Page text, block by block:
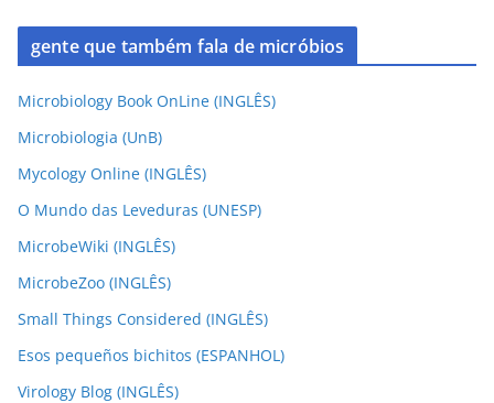
gente que também fala de micróbios
Microbiology Book OnLine (INGLÊS)
Microbiologia (UnB)
Mycology Online (INGLÊS)
O Mundo das Leveduras (UNESP)
MicrobeWiki (INGLÊS)
MicrobeZoo (INGLÊS)
Small Things Considered (INGLÊS)
Esos pequeños bichitos (ESPANHOL)
Virology Blog (INGLÊS)